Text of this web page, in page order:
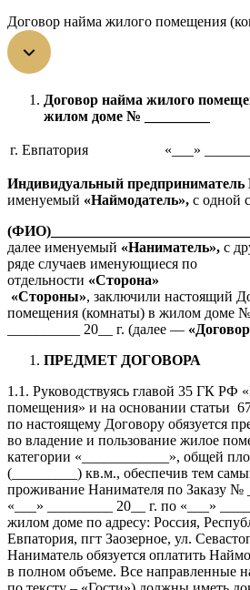
Договор найма жилого помещения
Договор найма жилого
жилом доме № _________
г. Евпатория «___»
Индивидуальный
именуемый «Наймодатель», с одной
далее именуемый «Наниматель», с
ряде случаев именующиеся по
отдельности «Сторона» и
«Стороны», заключили настоящий
помещения (комнаты) в жилом доме №
__________ 20__ г. (далее —
ПРЕДМЕТ ДОГОВОРА
1.1. Руководствуясь главой 35 ГК РФ
помещения» и на основании статьи
по настоящему Договору обязуется
во владение и пользование жилое
категории «____________», общей
(_________) кв.м., обеспечив тем
проживание Нанимателя по Заказу №
«___» _________ 20__ г. по «___»
жилом доме по адресу: Россия,
Евпатория, пгт Заозерное, ул.
Наниматель обязуется оплатить
в полном объеме. Все направленные